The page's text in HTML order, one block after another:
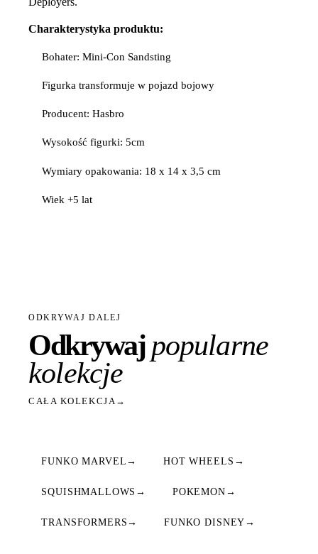
Charakterystyka produktu:
Bohater: Mini-Con Sandsting
Figurka transformuje w pojazd bojowy
Producent: Hasbro
Wysokość figurki: 5cm
Wymiary opakowania: 18 x 14 x 3,5 cm
Wiek +5 lat
ODKRYWAJ DALEJ
Odkrywajpopularne
kolekcje
CAŁA KOLEKCJA →
FUNKO MARVEL → HOT WHEELS →
SQUISHMALLOWS → POKEMON →
TRANSFORMERS → FUNKO DISNEY →